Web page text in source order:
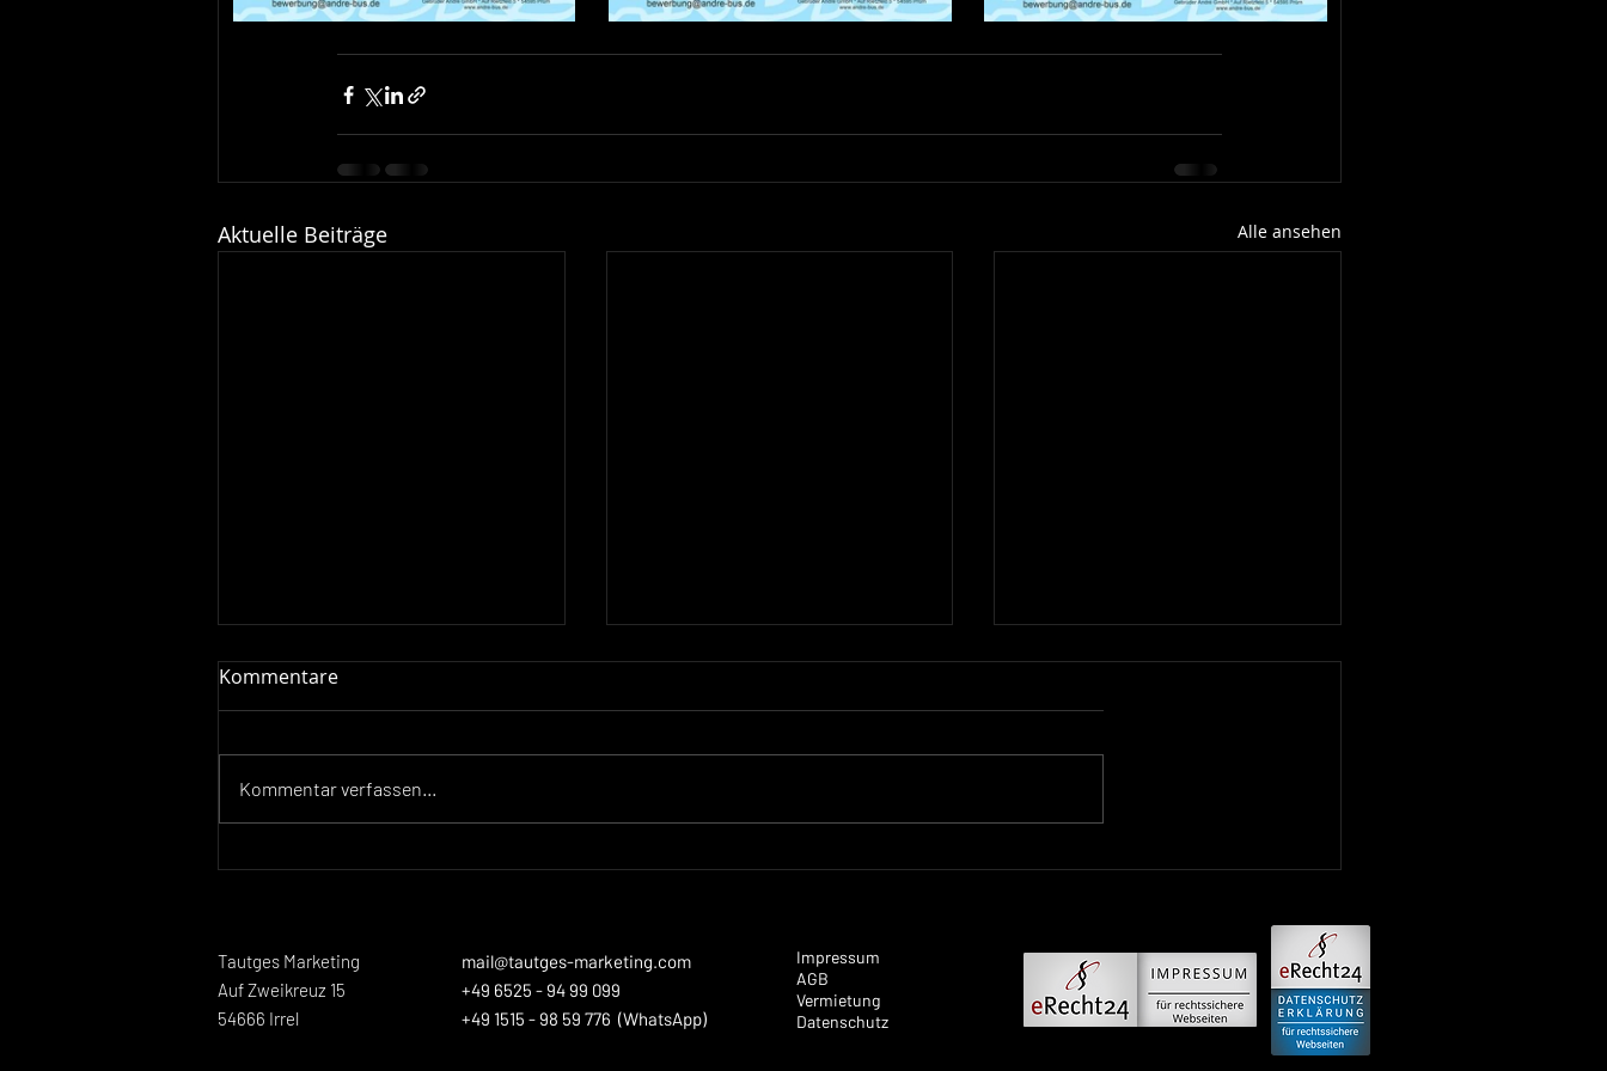
Aktuelle Beiträge Alle ansehen
Neue Videoproduktion für
Herzlichen Glückwunsch zur
Online auf dem nächsten
Kommentare
Kommentar verfassen...
​Tautges Marketing
Auf Zweikreuz 15
54666 Irrel​
mail@tautges-marketing.com
+49 6525 - 94 99 099
+49 1515 - 98 59 776 (WhatsApp)
Impressum
AGB
Vermietung
Datenschutz